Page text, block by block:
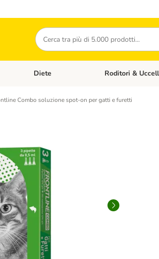
Cerca
Gatti
Apri Menù Categoria: Cani
Diete Apri Menù
Roditori &
Combo soluzione spot-on per gatti e furetti